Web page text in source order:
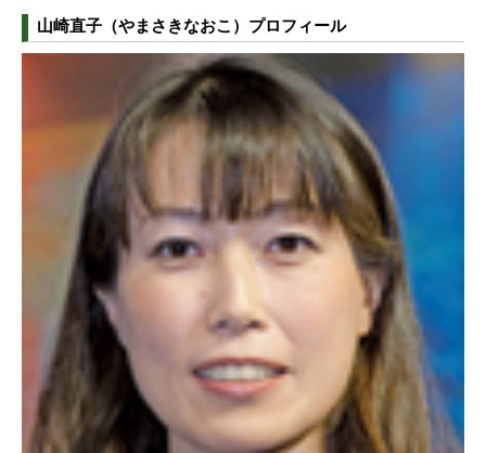
山崎直子（やまさきなおこ）プロフィール